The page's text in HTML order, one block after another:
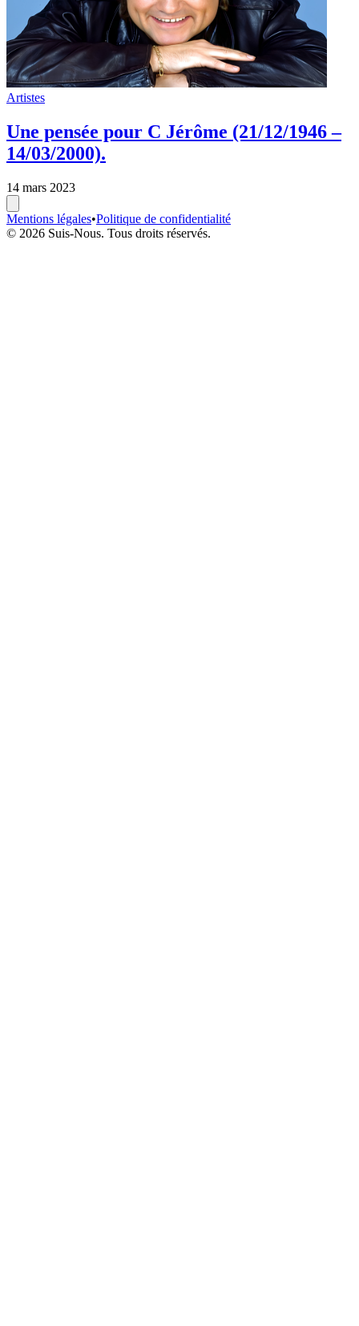
Artistes
Une pensée pour C Jérôme (21/12/1946 –
14/03/2000).
14 mars 2023
Mentions légales•Politique de confidentialité
© 2026 Suis-Nous. Tous droits réservés.